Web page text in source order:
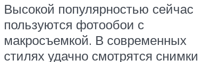
Высокой популярностью сейчас
пользуются фотообои с
макросъемкой. В современных
стилях удачно смотрятся снимки